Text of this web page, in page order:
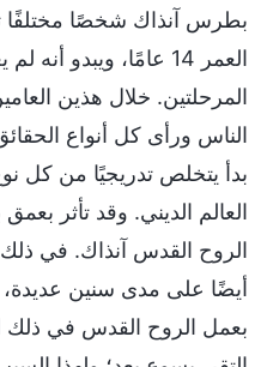
بطرس آنذاك شخصًا مختلفًا
العمر 14 عامًا،
المرحلتين. خلال هذين
الناس ورأى كل أنواع
بدأ يتخلص تدريجيًا من كل
العالم الديني. وقد تأثر
الروح القدس آنذاك. في
أيضًا على مدى سنين
بعمل الروح القدس في ذلك